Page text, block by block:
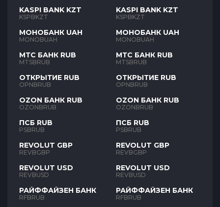
KASPI BANK KZT
KSPBKZT
МОНОБАНК UAH
MONOBUAH
МТС БАНК RUB
MTSBRUB
ОТКРЫТИЕ RUB
OPNBRUB
OZON БАНК RUB
OZONBRUB
ПСБ RUB
PSBRUB
REVOLUT GBP
REVBGBP
REVOLUT USD
REVBUSD
РАЙФФАЙЗЕН БАНК
RFBRUB
KASPI BANK KZT
KSPBKZT
МОНОБАНК UAH
MONOBUAH
МТС БАНК RUB
MTSBRUB
ОТКРЫТИЕ RUB
OPNBRUB
OZON БАНК RUB
OZONBRUB
ПСБ RUB
PSBRUB
REVOLUT GBP
REVBGBP
REVOLUT USD
REVBUSD
РАЙФФАЙЗЕН БАНК
RFBRUB